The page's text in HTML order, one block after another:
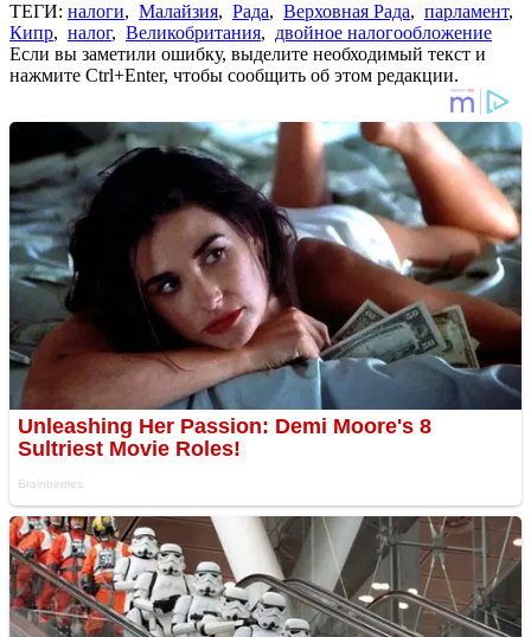
ТЕГИ: налоги, Малайзия, Рада, Верховная Рада, парламент,
Кипр, налог, Великобритания, двойное налогообложение
Если вы заметили ошибку, выделите необходимый текст и
нажмите Ctrl+Enter, чтобы сообщить об этом редакции.